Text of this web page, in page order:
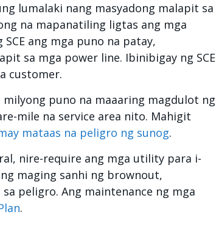
lumalaki nang masyadong malapit sa
na mapanatiling ligtas ang mga
ang mga puno na patay,
sa mga power line. Ibinibigay ng SCE
customer.
milyong puno na maaaring magdulot ng
mile na service area nito. Mahigit
mataas na peligro ng sunog.
nire-require ang mga utility para i-
maging sanhi ng brownout,
peligro. Ang maintenance ng mga
.